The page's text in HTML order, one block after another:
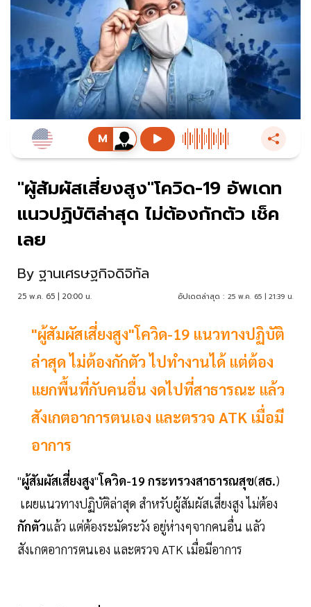
"ผู้สัมผัสเสี่ยงสูง"โควิด-19 อัพเดท
แนวปฏิบัติล่าสุด ไม่ต้องกักตัว เช็ค
เลย
By ฐานเศรษฐกิจดิจิทัล
25 พ.ค. 65 | 20:00 น. อัปเดตล่าสุด : 25 พ.ค. 65 | 21:39 น.
"ผู้สัมผัสเสี่ยงสูง"โควิด-19 แนวทางปฏิบัติ
ล่าสุด ไม่ต้องกักตัว ไปทำงานได้ แต่ต้อง
แยกพื้นที่กับคนอื่น งดไปที่สาธารณะ แล้ว
สังเกตอาการตนเอง และตรวจ ATK เมื่อมี
อาการ
"ผู้สัมผัสเสี่ยงสูง"โควิด-19 กระทรวงสาธารณสุข(สธ.)
เผยแนวทางปฏิบัติล่าสุด สำหรับผู้สัมผัสเสี่ยงสูง ไม่ต้อง
กักตัวแล้ว แต่ต้องระมัดระวัง อยู่ห่างๆจากคนอื่น แลัว
สังเกตอาการตนเอง และตรวจ ATK เมื่อมีอาการ